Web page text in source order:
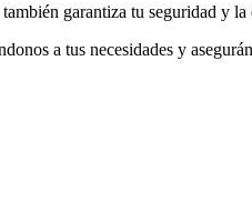
garantiza tu seguridad y la
a tus necesidades y